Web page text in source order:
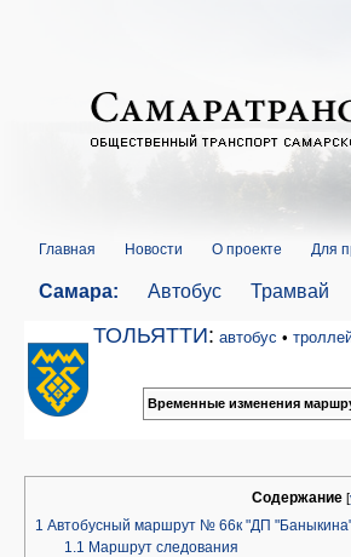
Главная Новости О проекте Для
Самара: Автобус Трамвай
ТОЛЬЯТТИ: автобус •
Временные изменения
Содержание [
1 Автобусный маршрут № 66к "ДП
1.1 Маршрут следования